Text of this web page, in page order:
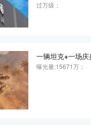
过万级；
一辆坦克+一场
曝光量:15671万；